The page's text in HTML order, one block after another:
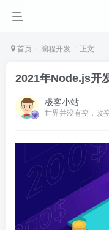
首页 编程开发 正文
2021年Node.js开
极客小站
世界并没有变，改